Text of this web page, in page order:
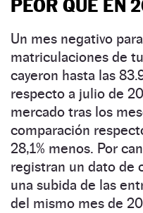
PEOR QUE EN
Un mes negativo
matriculaciones de
cayeron hasta las
respecto a julio de
mercado tras los
comparación
28,1% menos. Por
registran un dato de
una subida de las
del mismo mes de